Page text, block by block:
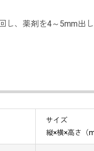
、薬剤を4～5mm出
サイズ
縦×横×高さ（